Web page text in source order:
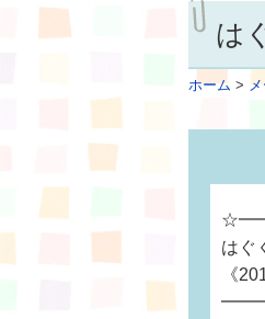
は
ホーム >
はぐ
《